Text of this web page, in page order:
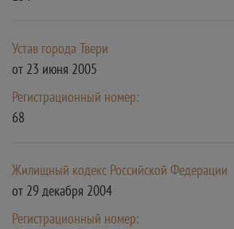
Устав города Твери
от 23 июня 2005
Регистрационный номер:
68
Жилищный кодекс Российской Федерации
от 29 декабря 2004
Регистрационный номер: